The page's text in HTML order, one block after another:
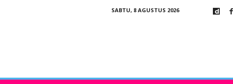
SABTU, 8 AGUSTUS 2026